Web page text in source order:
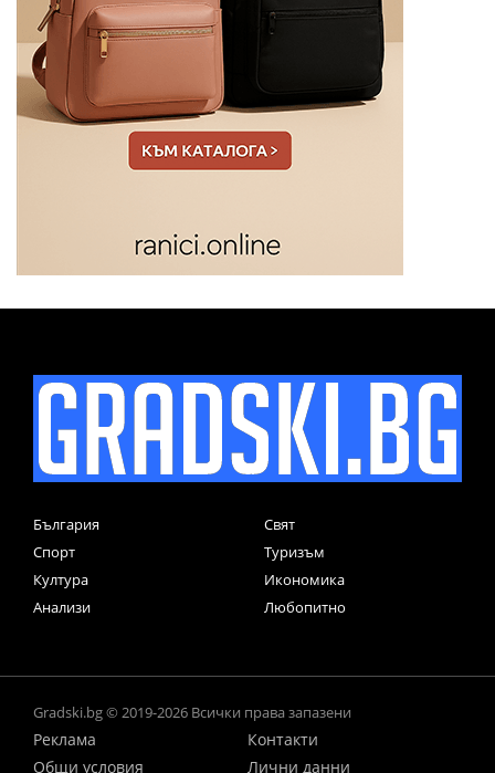
България
Свят
Спорт
Туризъм
Култура
Икономика
Анализи
Любопитно
Gradski.bg © 2019-2026 Всички права запазени
Реклама
Контакти
Общи условия
Лични данни